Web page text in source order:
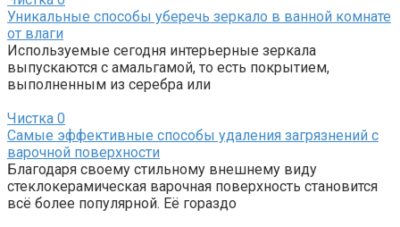
Уникальные способы уберечь зеркало в ванной комнате
от влаги
Используемые сегодня интерьерные зеркала
выпускаются с амальгамой, то есть покрытием,
выполненным из серебра или
Чистка 0
Самые эффективные способы удаления загрязнений с
варочной поверхности
Благодаря своему стильному внешнему виду
стеклокерамическая варочная поверхность становится
всё более популярной. Её гораздо